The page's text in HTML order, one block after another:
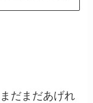
だまだあげれ